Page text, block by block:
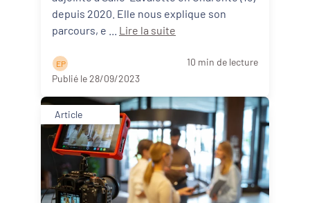
depuis 2020. Elle nous explique son
Lire la suite
E P
10 min de lecture
Publié le 28/09/2023
Article